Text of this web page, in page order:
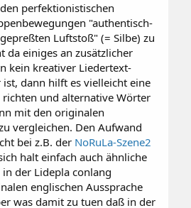
perfektionistischen
"authentisch-
Luftstoß" (= Silbe) zu
da einiges an zusätzlicher
kein kreativer Liedertext-
dann hilft es vielleicht eine
richten und alternative Wörter
mit den originalen
vergleichen. Den Aufwand
bei z.B. der NoRuLa-Szene2
halt einfach auch ähnliche
der Lidepla conlang
englischen Aussprache
was damit zu tuen daß in der